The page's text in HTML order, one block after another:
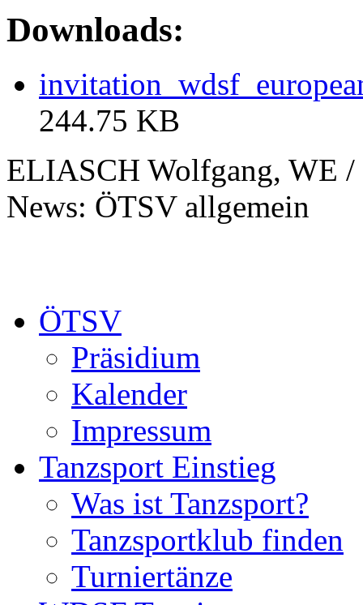
Downloads:
244.75 KB
ELIASCH Wolfgang, WE /
News: ÖTSV allgemein
ÖTSV
Präsidium
Kalender
Impressum
Tanzsport Einstieg
Was ist Tanzsport?
Tanzsportklub finden
Turniertänze